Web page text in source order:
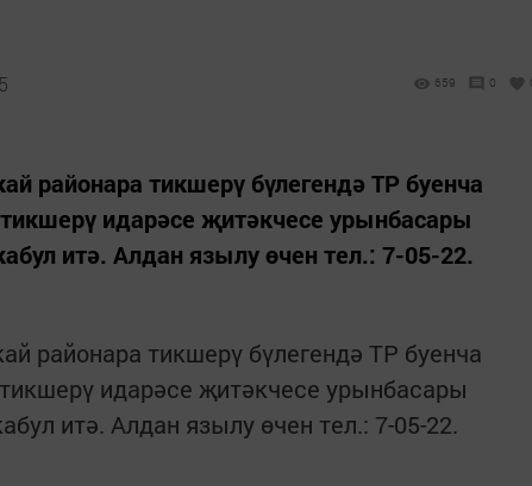
659 0
районара тикшерү бүлегендә ТР буенча
идарәсе җитәкчесе урынбасары
итә. Алдан язылу өчен тел.: 7-05-22.
районара тикшерү бүлегендә ТР буенча
идарәсе җитәкчесе урынбасары
итә. Алдан язылу өчен тел.: 7-05-22.